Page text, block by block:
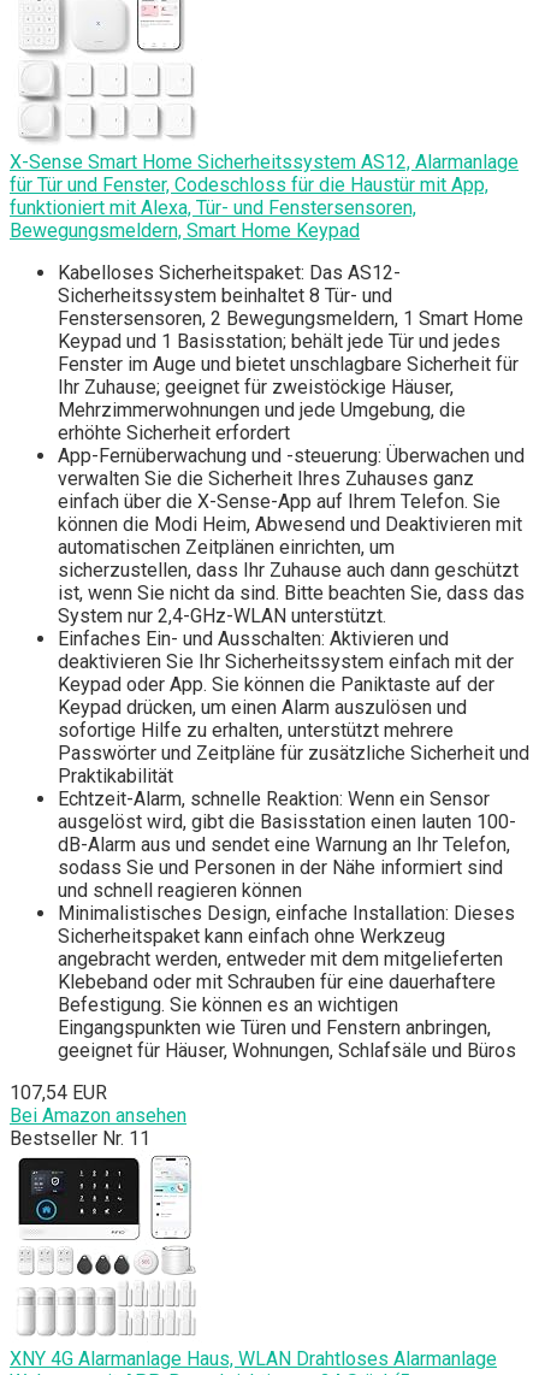
X-Sense Smart Home Sicherheitssystem AS12, Alarmanlage
für Tür und Fenster, Codeschloss für die Haustür mit App,
funktioniert mit Alexa, Tür- und Fenstersensoren,
Bewegungsmeldern, Smart Home Keypad
Kabelloses Sicherheitspaket: Das AS12-
Sicherheitssystem beinhaltet 8 Tür- und
Fenstersensoren, 2 Bewegungsmeldern, 1 Smart Home
Keypad und 1 Basisstation; behält jede Tür und jedes
Fenster im Auge und bietet unschlagbare Sicherheit für
Ihr Zuhause; geeignet für zweistöckige Häuser,
Mehrzimmerwohnungen und jede Umgebung, die
erhöhte Sicherheit erfordert
App-Fernüberwachung und -steuerung: Überwachen und
verwalten Sie die Sicherheit Ihres Zuhauses ganz
einfach über die X-Sense-App auf Ihrem Telefon. Sie
können die Modi Heim, Abwesend und Deaktivieren mit
automatischen Zeitplänen einrichten, um
sicherzustellen, dass Ihr Zuhause auch dann geschützt
ist, wenn Sie nicht da sind. Bitte beachten Sie, dass das
System nur 2,4-GHz-WLAN unterstützt.
Einfaches Ein- und Ausschalten: Aktivieren und
deaktivieren Sie Ihr Sicherheitssystem einfach mit der
Keypad oder App. Sie können die Paniktaste auf der
Keypad drücken, um einen Alarm auszulösen und
sofortige Hilfe zu erhalten, unterstützt mehrere
Passwörter und Zeitpläne für zusätzliche Sicherheit und
Praktikabilität
Echtzeit-Alarm, schnelle Reaktion: Wenn ein Sensor
ausgelöst wird, gibt die Basisstation einen lauten 100-
dB-Alarm aus und sendet eine Warnung an Ihr Telefon,
sodass Sie und Personen in der Nähe informiert sind
und schnell reagieren können
Minimalistisches Design, einfache Installation: Dieses
Sicherheitspaket kann einfach ohne Werkzeug
angebracht werden, entweder mit dem mitgelieferten
Klebeband oder mit Schrauben für eine dauerhaftere
Befestigung. Sie können es an wichtigen
Eingangspunkten wie Türen und Fenstern anbringen,
geeignet für Häuser, Wohnungen, Schlafsäle und Büros
107,54 EUR
Bei Amazon ansehen
Bestseller Nr. 11
XNY 4G Alarmanlage Haus, WLAN Drahtloses Alarmanlage